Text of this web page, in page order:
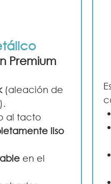
Premium
(aleación de
al tacto
liso
en el